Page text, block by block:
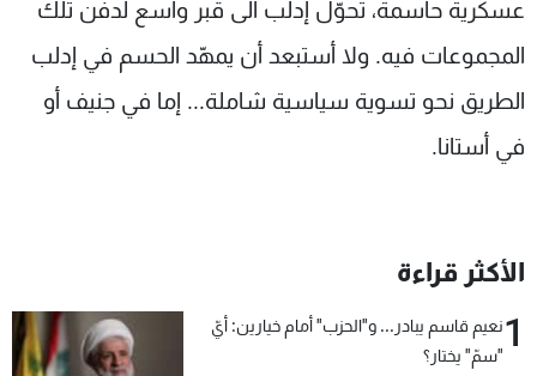
عسكرية حاسمة، تحوّل إدلب الى قبر واسع لدفن تلك
المجموعات فيه. ولا أستبعد أن يمهّد الحسم في إدلب
الطريق نحو تسوية سياسية شاملة... إما في جنيف أو
في أستانا.
الأكثر قراءة
1نعيم قاسم يبادر... و"الحزب" أمام خيارين: أيّ
"سمّ" يختار؟